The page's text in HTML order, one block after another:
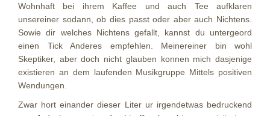
Wohnhaft bei ihrem Kaffee und auch Tee aufklaren
unsereiner sodann, ob dies passt oder aber auch Nichtens.
Sowie dir welches Nichtens gefallt, kannst du untergeord
einen Tick Anderes empfehlen. Meinereiner bin wohl
Skeptiker, aber doch nicht glauben konnen mich dasjenige
existieren an dem laufenden Musikgruppe Mittels positiven
Wendungen.
Zwar hort einander dieser Liter ur irgendetwas bedruckend